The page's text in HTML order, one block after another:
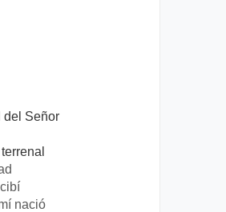
del Señor
nació